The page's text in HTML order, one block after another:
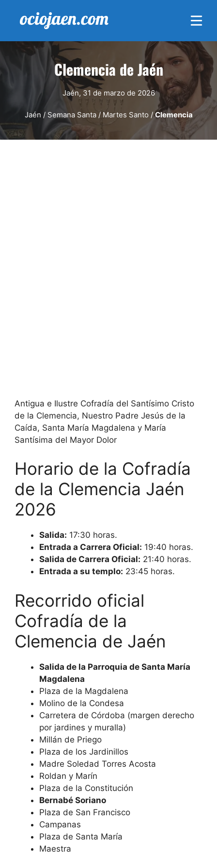
Clemencia de Jaén
Jaén, 31 de marzo de 2026
Jaén / Semana Santa/ Martes Santo /Clemencia
Antigua e Ilustre Cofradía del Santísimo Cristo
de la Clemencia, Nuestro Padre Jesús de la
Caída, Santa María Magdalena y María
Santísima del Mayor Dolor
Horario de la Cofradía
de la Clemencia Jaén
2026
Salida: 17:30 horas.
Entrada a Carrera Oficial: 19:40 horas.
Salida de Carrera Oficial: 21:40 horas.
Entrada a su templo: 23:45 horas.
Recorrido oficial
Cofradía de la
Clemencia de Jaén
Salida de la Parroquia de Santa María
Magdalena
Plaza de la Magdalena
Molino de la Condesa
Carretera de Córdoba (margen derecho
por jardines y muralla)
Millán de Priego
Plaza de los Jardinillos
Madre Soledad Torres Acosta
Roldan y Marín
Plaza de la Constitución
Bernabé Soriano
Plaza de San Francisco
Campanas
Plaza de Santa María
Maestra